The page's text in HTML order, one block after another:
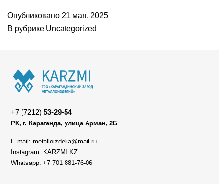
Опубликовано 21 мая, 2025
В рубрике Uncategorized
+7 (7212)53-29-54
РК, г. Караганда, улица Арман, 2Б
E-mail: metalloizdelia@mail.ru
Instagram: KARZMI.KZ
Whatsapp: +7 701 881-76-06